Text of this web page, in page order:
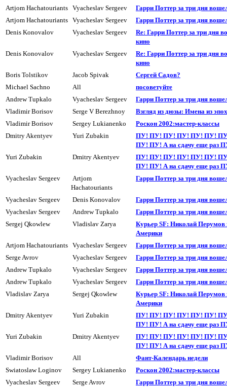
Artjom Hachatouriants Vyacheslav Sergeev
Гарри Поттер за три дня
Artjom Hachatouriants Vyacheslav Sergeev
Гарри Поттер за три дня
Denis Konovalov
Vyacheslav Sergeev
Re: Гарри Поттер за три дня
кино
Denis Konovalov
Vyacheslav Sergeev
Re: Гарри Поттер за три дня
кино
Boris Tolstikov
Jacob Spivak
Сергей Садов?
Michael Sachno
All
посоветyйте
Andrew Tupkalo
Vyacheslav Sergeev
Гарри Поттер за три дня
Vladimir Borisov
Serge V Berezhnoy
Взгляд из дюзы: Имена из
Vladimir Borisov
Sergey Lukianenko
Роскон 2002:мастер-классы
Dmitry Akentyev
Yuri Zubakin
ПУ! ПУ! ПУ! ПУ! ПУ! ПУ!
ПУ! ПУ! А на сдачy еще раз
Yuri Zubakin
Dmitry Akentyev
ПУ! ПУ! ПУ! ПУ! ПУ! ПУ!
ПУ! ПУ! А на сдачy еще раз
Vyacheslav Sergeev
Artjom
Hachatouriants
Гарри Поттер за три дня
Vyacheslav Sergeev Denis Konovalov
Гарри Поттер за три дня
Vyacheslav Sergeev
Andrew Tupkalo
Гарри Поттер за три дня
Sergej Qkowlew
Vladislav Zarya
Куpьеp SF: Николай Перумов
Амеpики
Artjom Hachatouriants Vyacheslav Sergeev
Гарри Поттер за три дня
Serge Avrov
Vyacheslav Sergeev
Гарри Поттер за три дня
Andrew Tupkalo
Vyacheslav Sergeev
Гарри Поттер за три дня
Andrew Tupkalo
Vyacheslav Sergeev
Гарри Поттер за три дня
Vladislav Zarya
Sergej Qkowlew
Куpьеp SF: Николай Перумов
Амеpики
Dmitry Akentyev
Yuri Zubakin
ПУ! ПУ! ПУ! ПУ! ПУ! ПУ!
ПУ! ПУ! А на сдачy еще раз
Yuri Zubakin
Dmitry Akentyev
ПУ! ПУ! ПУ! ПУ! ПУ! ПУ!
ПУ! ПУ! А на сдачy еще раз
Vladimir Borisov
All
Фант-Календарь недели
Swiatoslaw Loginov
Sergey Lukianenko
Роскон 2002:мастер-классы
Vyacheslav Sergeev
Serge Avrov
Гарри Поттер за три дня